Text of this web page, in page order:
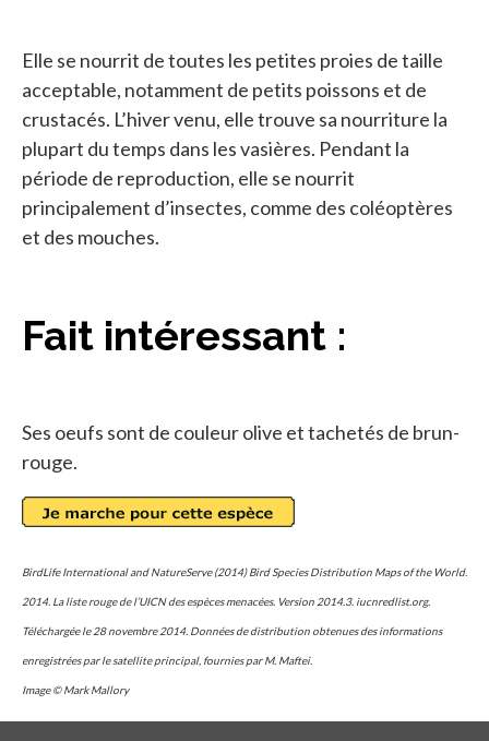
Elle se nourrit de toutes les petites proies de taille
acceptable, notamment de petits poissons et de
crustacés. L’hiver venu, elle trouve sa nourriture la
plupart du temps dans les vasières. Pendant la
période de reproduction, elle se nourrit
principalement d’insectes, comme des coléoptères
et des mouches.
Fait intéressant :
Ses oeufs sont de couleur olive et tachetés de brun-
rouge.
BirdLife International and NatureServe (2014) Bird Species Distribution Maps of the World.
2014. La liste rouge de l’UICN des espèces menacées. Version 2014.3. iucnredlist.org.
Téléchargée le 28 novembre 2014. Données de distribution obtenues des informations
enregistrées par le satellite principal, fournies par M. Maftei.
Image © Mark Mallory